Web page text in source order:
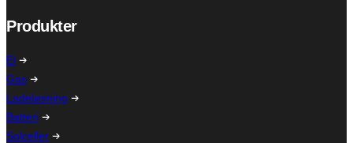
Produkter
El
Gas
Ladeløsning
Batteri
Solceller